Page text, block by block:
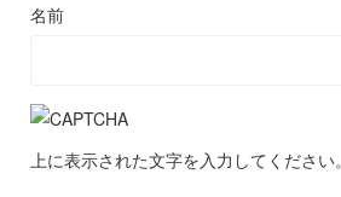
名前
上に表示された文字を入力してください。